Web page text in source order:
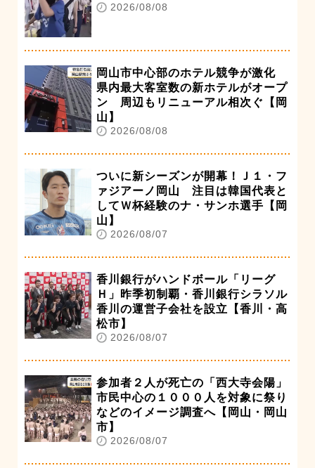
2026/08/08
岡山市中心部のホテル競争が激化
県内最大客室数の新ホテルがオープ
ン 周辺もリニューアル相次ぐ【岡
山】
2026/08/08
ついに新シーズンが開幕！Ｊ１・フ
ァジアーノ岡山 注目は韓国代表と
してＷ杯経験のナ・サンホ選手【岡
山】
2026/08/07
香川銀行がハンドボール「リーグ
Ｈ」昨季初制覇・香川銀行シラソル
香川の運営子会社を設立【香川・高
松市】
2026/08/07
参加者２人が死亡の「西大寺会陽」
市民中心の１０００人を対象に祭り
などのイメージ調査へ【岡山・岡山
市】
2026/08/07